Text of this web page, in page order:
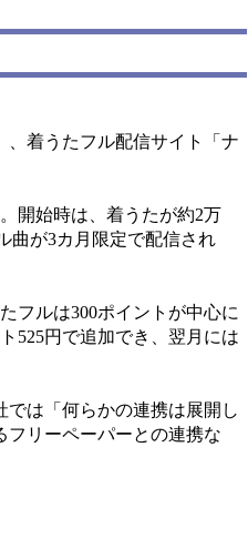
着うたフル配信サイト「ナ
開始時は、着うたが約2万
曲が3カ月限定で配信され
フルは300ポイントが中心に
525円で追加でき、翌月には
は「何らかの連携は展開し
フリーペーパーとの連携な